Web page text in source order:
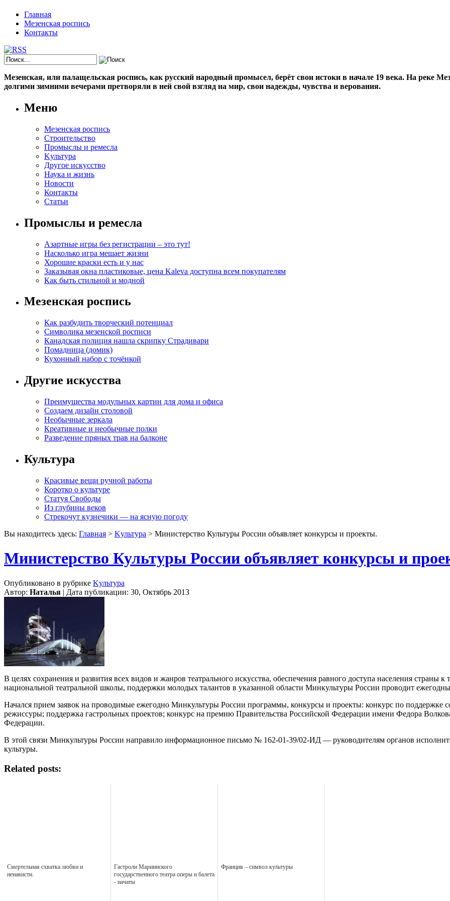
Главная
Мезенская роспись
Контакты
Мезенская, или палащельская роспись, как русский народный промысел, берёт свои истоки в начале 19 века. На реке
долгими зимними вечерами претворяли в ней свой взгляд на мир, свои надежды, чувства и верования.
Меню
Мезенская роспись
Строительство
Промыслы и ремесла
Kультура
Другое искусство
Наука и жизнь
Новости
Контакты
Статьи
Промыслы и ремесла
Азартные игры без регистрации – это тут!
Насколько игра мешает жизни
Хорошие краски есть и у нас
Заказывая окна пластиковые, цена Kaleva доступна всем покупателям
Как быть стильной и модной
Мезенская роспись
Как разбудить творческий потенциал
Символика мезенской росписи
Канадская полиция нашла скрипку Страдивари
Помадница (домик)
Кухонный набор с точёнкой
Другие искусства
Преимущества модульных картин для дома и офиса
Создаем дизайн столовой
Необычные зеркала
Креативные и необычные полки
Разведение пряных трав на балконе
Культура
Красивые вещи ручной работы
Коротко о культуре
Статуя Свободы
Из глубины веков
Стрекочут кузнечики — на ясную погоду
Вы находитесь здесь: Главная > Kультура > Министерство Культуры России объявляет конкурсы и проекты.
Министерство Культуры России объявляет конкурсы и
Опубликовано в рубрике Kультура
Автор: Наталья | Дата публикации: 30, Октябрь 2013
В целях сохранения и развития всех видов и жанров театрального искусства, обеспечения равного доступа населения страны
национальной театральной школы, поддержки молодых талантов в указанной области Минкультуры России проводит
Начался прием заявок на проводимые ежегодно Минкультуры России программы, конкурсы и проекты: конкурс по поддержке
режиссуры; поддержка гастрольных проектов; конкурс на премию Правительства Российской Федерации имени Федора
Федерации.
В этой связи Минкультуры России направило информационное письмо № 162-01-39/02-ИД — руководителям органов
культуры.
Related posts:
Смертельная схватка любви и
ненависти.
Гастроли Мариинского
государственного театра оперы и балета
- начаты
Франция – символ культуры